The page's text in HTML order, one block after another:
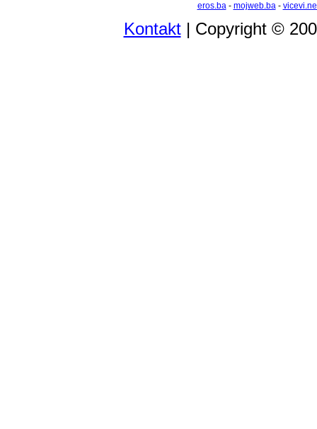
eros.ba- mojweb.ba-
Kontakt| Copyright ©